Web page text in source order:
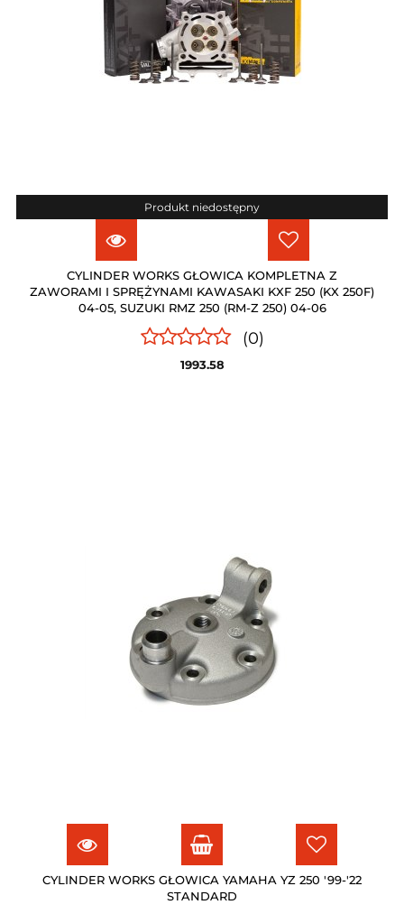
Produkt niedostępny
CYLINDER WORKS GŁOWICA KOMPLETNA Z
ZAWORAMI I SPRĘŻYNAMI KAWASAKI KXF 250 (KX 250F)
04-05, SUZUKI RMZ 250 (RM-Z 250) 04-06
(0)
1993.58
CYLINDER WORKS GŁOWICA YAMAHA YZ 250 '99-'22
STANDARD